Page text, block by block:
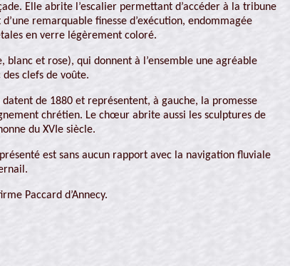
Elle abrite l’escalier permettant d’accéder à la tribune
remarquable finesse d’exécution, endommagée
en verre légèrement coloré.
et rose), qui donnent à l’ensemble une agréable
clefs de voûte.
de 1880 et représentent, à gauche, la promesse
chrétien. Le chœur abrite aussi les sculptures de
du XVIe siècle.
est sans aucun rapport avec la navigation fluviale
Paccard d’Annecy.